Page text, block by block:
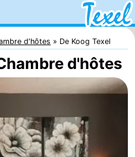
d'hôtes De Koog Texel
d'hôtes